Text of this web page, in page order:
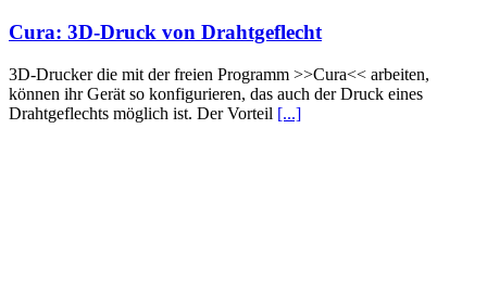
Cura: 3D-Druck von Drahtgeflecht
3D-Drucker die mit der freien Programm >>Cura<< arbeiten,
können ihr Gerät so konfigurieren, das auch der Druck eines
Drahtgeflechts möglich ist. Der Vorteil [...]